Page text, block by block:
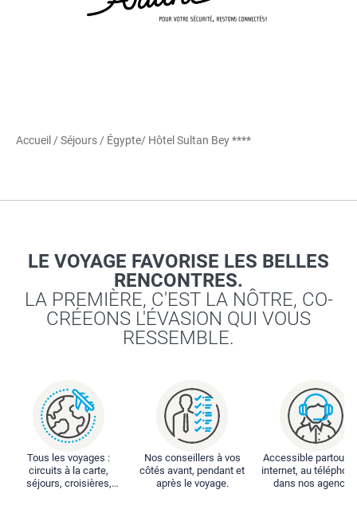
Accueil /Séjours / Égypte/ Hôtel Sultan Bey ****
LE VOYAGE FAVORISE LES BELLES
RENCONTRES.
LA PREMIÈRE, C'EST LA NÔTRE, CO-
CRÉEONS L'ÉVASION QUI VOUS
RESSEMBLE.
Tous les voyages :
circuits à la carte,
séjours, croisières,
Nos conseillers à vos
côtés avant, pendant et
après le voyage.
Accessible partout :
internet, au
dans nos